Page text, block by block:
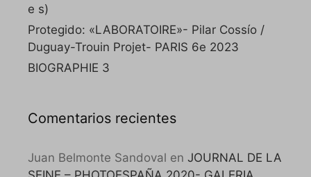
e s)
Protegido: «LABORATOIRE»- Pilar Cossío /
Duguay-Trouin Projet- PARIS 6e 2023
BIOGRAPHIE 3
Comentarios recientes
Juan Belmonte Sandoval en JOURNAL DE LA